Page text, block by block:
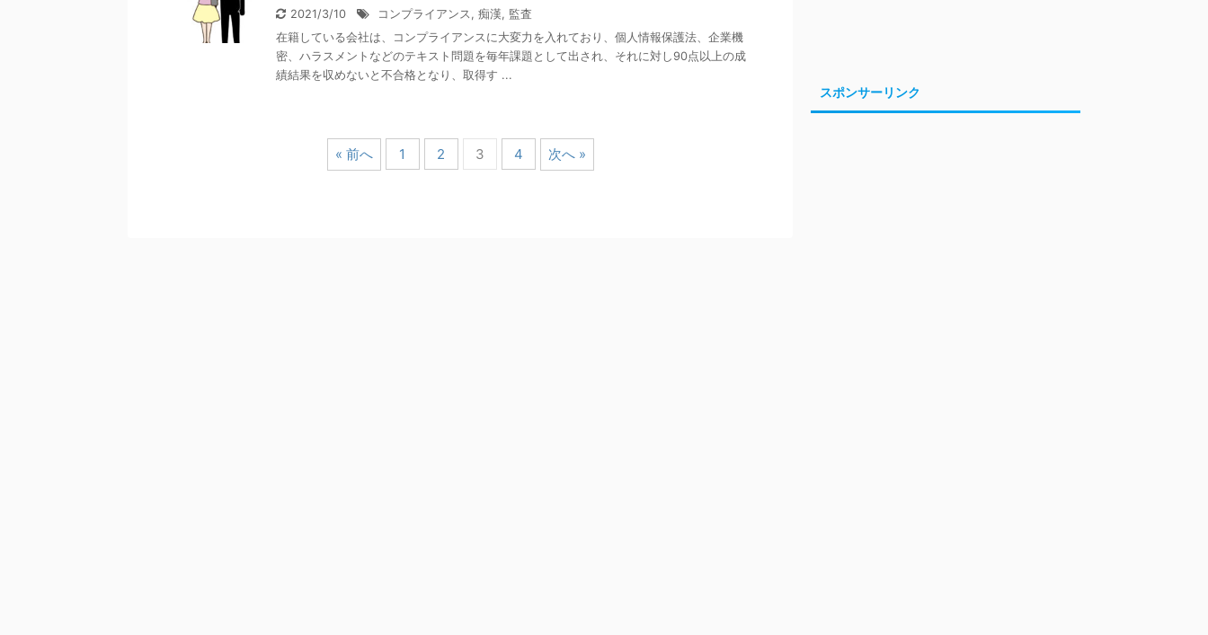
2021/3/10 コンプライアンス, 痴漢, 監査
在籍している会社は、コンプライアンスに大変力を入れており、個人情報保護法、企業機
密、ハラスメントなどのテキスト問題を毎年課題として出され、それに対し90点以上の成
績結果を収めないと不合格となり、取得す ...
« 前へ 1 2 3 4 次へ »
スポンサーリンク